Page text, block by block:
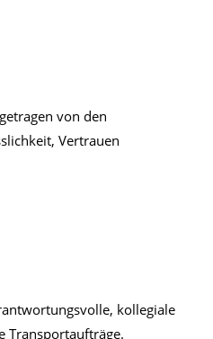
von den
Vertrauen
kollegiale
Transportaufträge.